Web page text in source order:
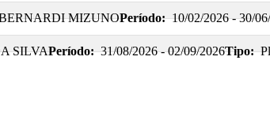
MIZUNOPeríodo: 10/02/2026 - 30/
SILVAPeríodo: 31/08/2026 - 02/09/2026Tipo: